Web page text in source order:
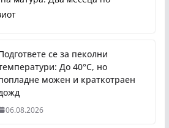
се за пеколни
До 40°C, но
можен и краткотраен
06.08.2026